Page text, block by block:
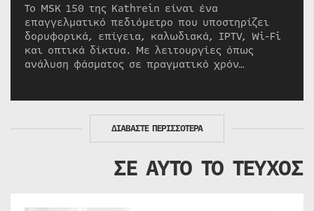
Το MSK 150 της Kathrein είναι ένα
επαγγελματικό πεδιόμετρο που υποστηρίζει
δορυφορικά, επίγεια, καλωδιακά, IPTV, Wi-Fi
και οπτικά δίκτυα. Με λειτουργίες όπως
ανάλυση φάσματος σε πραγματικό χρόν…
ΔΙΑΒΑΣΤΕ ΠΕΡΙΣΣΟΤΕΡΑ
ΣΕ ΑΥΤΟ ΤΟ ΤΕΥΧΟΣ